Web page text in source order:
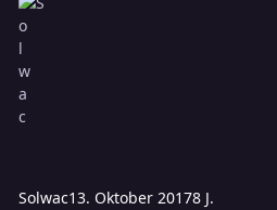
Solwac13. Oktober 20178 J.